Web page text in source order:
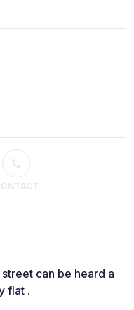
can be heard a
flat .